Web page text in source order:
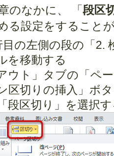
のなかに、 「段区
る設定をすること
の左側の段の「2.
を移動する
ウト」タブの「ペ
区切りの挿入」ボ
段区切り」を選択